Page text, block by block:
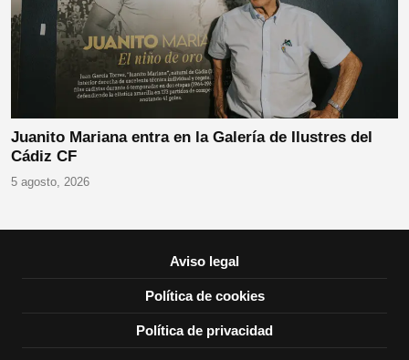
Juanito Mariana entra en la Galería de Ilustres del
Cádiz CF
5 agosto, 2026
Aviso legal
Política de cookies
Política de privacidad